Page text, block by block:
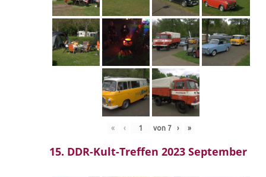
« ‹ von 7 › »
15. DDR-Kult-Treffen 2023 September